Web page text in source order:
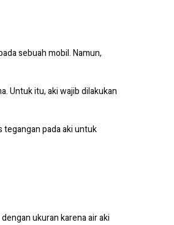
sebuah mobil. Namun,
Untuk itu, aki wajib dilakukan
tegangan pada aki untuk
ukuran karena air aki